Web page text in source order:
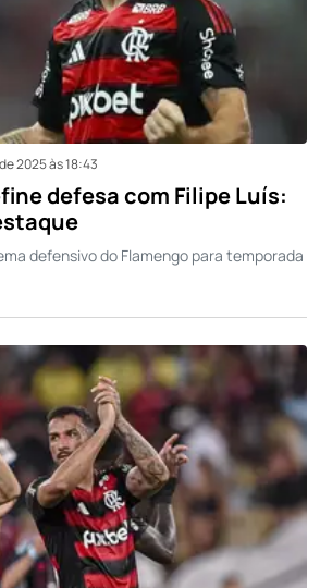
2025 às 18:43
defesa com Filipe Luís:
defensivo do Flamengo para temporada